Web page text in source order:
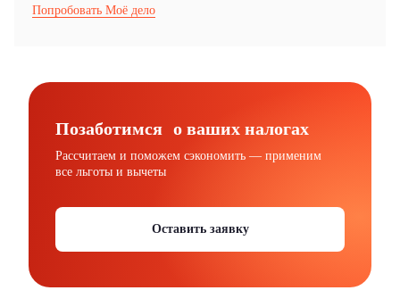
Попробовать Моё дело
Позаботимся о ваших налогах
Рассчитаем и поможем сэкономить — применим
все льготы и вычеты
Оставить заявку